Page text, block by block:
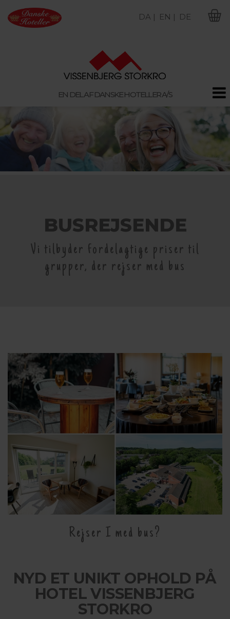
EN DEL AF DANSKE HOTELLER A/S
DA | EN | DE
BUSREJSENDE
Vi tilbyder fordelagtige priser til
grupper, der rejser med bus
Rejser I med bus?
NYD ET UNIKT OPHOLD PÅ
HOTEL VISSENBJERG
STORKRO